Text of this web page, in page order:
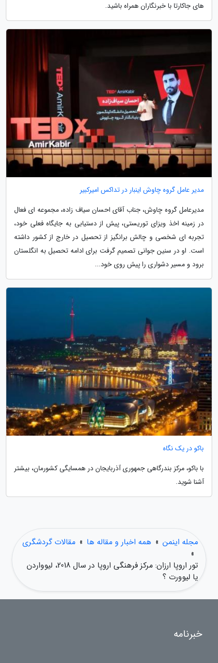
های جاکارتا با خبرنگاران همراه باشید.
مدیر عامل گروه چاوش اینبار در تداکس امیرکبیر
مدیرعامل گروه چاوش، جناب آقای احسان سیاف زاده، مجموعه ای فعال
در زمینه اخذ ویزای توریستی، پیش از دستیابی به جایگاه فعلی خود،
تجربه ای شخصی و چالش برانگیز از تحصیل در خارج از کشور داشته
است. او در سنین جوانی تصمیم گرفت برای ادامه تحصیل به انگلستان
برود و مسیر دشواری را پیش روی خود...
باکو در یک نگاه
با باکو، مرکز بندرگاهی جمهوری آذربایجان در همسایگی کشورمان، بیشتر
آشنا شوید.
مجله اینمن » همه اخبار و مقاله ها » مقالات گردشگری
»
تور اروپا ارزان: مرکز فرهنگی اروپا در سال 2018، لیوواردن
یا لیوورت ؟
خبرنامه